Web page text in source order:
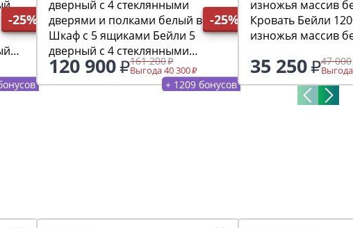
-25% -25%
Шкаф c 5 ящиками Бейли 5
дверный с 4 стеклянными
дверями и полками белый воск
120 900 161 200
Выгода 40 300
+ 1209 бонусов
Кровать Бейли
изножья массив
35 250 47 000